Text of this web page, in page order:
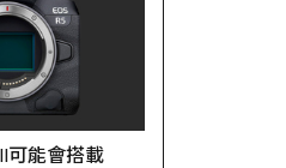
可能會搭載